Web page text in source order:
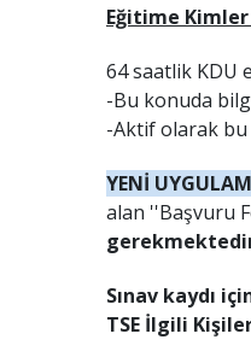
Eğitime
64 saatlik KDU
-Bu konuda
-Aktif olarak bu
YENİ
alan ''Başvuru
Sınav kaydı
TSE İlgili